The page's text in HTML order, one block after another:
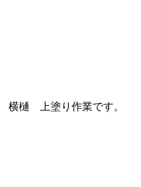
横樋 上塗り作業です。